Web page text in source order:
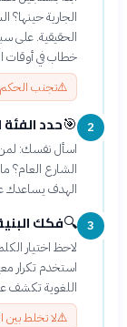
الجارية حينها؟
الحقيقية. على
خطاب في أوقات
⚠️تجنب
2
🎯حدد
اسأل نفسك:
الشارع العام؟
الهدف يساعدك
3
🔍فكك
لاحظ اختيار
استخدم تكرار
اللغوية تكشف عن
⚠️لا تخلط بين